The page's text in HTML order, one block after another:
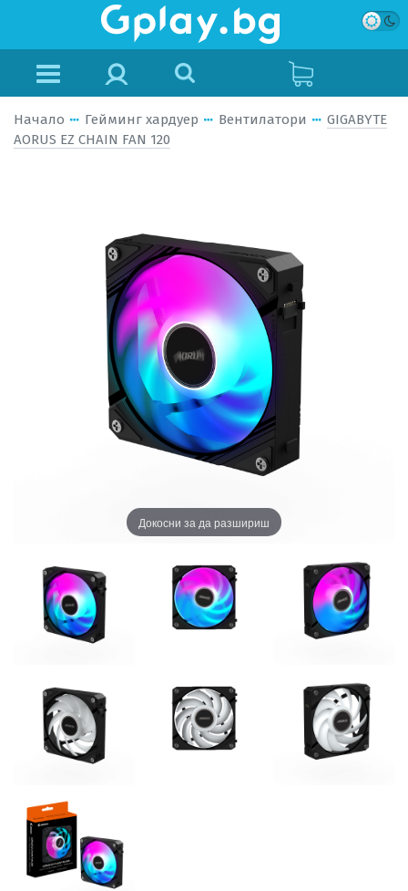
Начало Гейминг хардуер Вентилатори
GIGABYTE
AORUS EZ CHAIN FAN 120
Докосни за да разшириш